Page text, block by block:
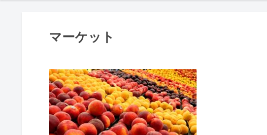
マーケット